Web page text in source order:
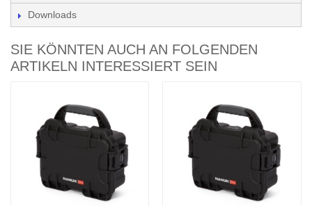
Downloads
SIE KÖNNTEN AUCH AN FOLGENDEN
ARTIKELN INTERESSIERT SEIN